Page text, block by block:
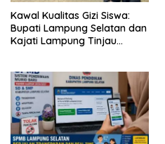
Kawal Kualitas Gizi Siswa:
Bupati Lampung Selatan dan
Kajati Lampung Tinjau